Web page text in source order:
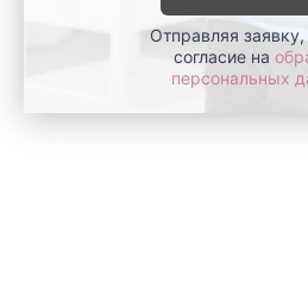
Отправляя
согласие на
персональных